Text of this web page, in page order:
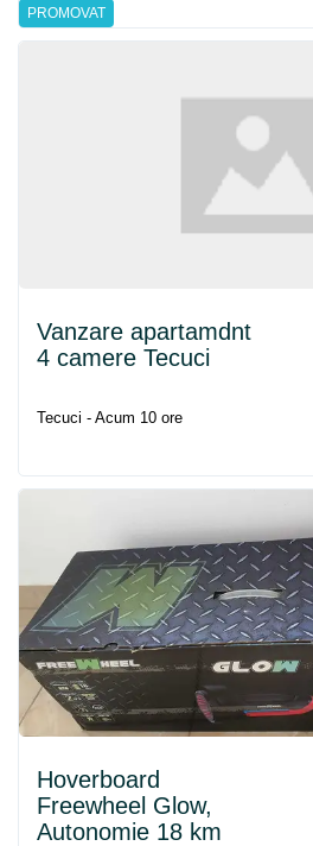
PROMOVAT
Vanzare apartamdnt
4 camere Tecuci
Tecuci - Acum 10 ore
Hoverboard
Freewheel Glow,
Autonomie 18 km